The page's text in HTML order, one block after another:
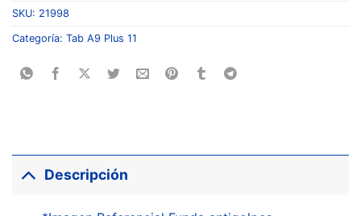
SKU: 21998
Categoría: Tab A9 Plus 11
Descripción